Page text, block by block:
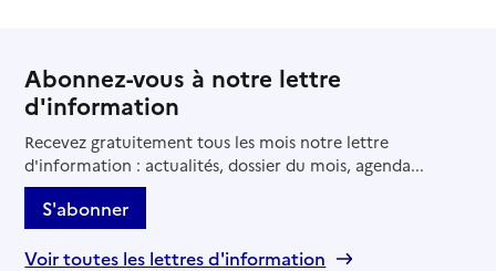
Abonnez-vous à notre lettre
d'information
Recevez gratuitement tous les mois notre lettre
d'information : actualités, dossier du mois, agenda...
S'abonner
Voir toutes les lettres d'information